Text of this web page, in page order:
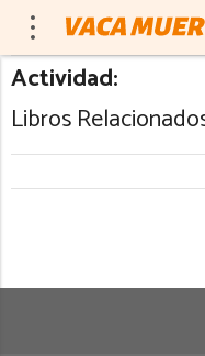
Actividad:
Libros